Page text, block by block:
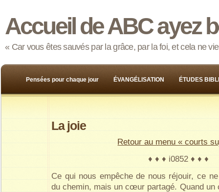
Accueil de ABC ayez
« Car vous êtes sauvés par la grâce, par la foi, et cela ne
Pensées pour chaque jour ÉVANGÉLISATION ÉTUDES
La joie
Retour au menu « courts
♦ ♦ ♦ i0852 ♦ ♦ ♦
Ce qui nous empêche de nous réjouir, ce
du chemin, mais un cœur partagé. Quand un